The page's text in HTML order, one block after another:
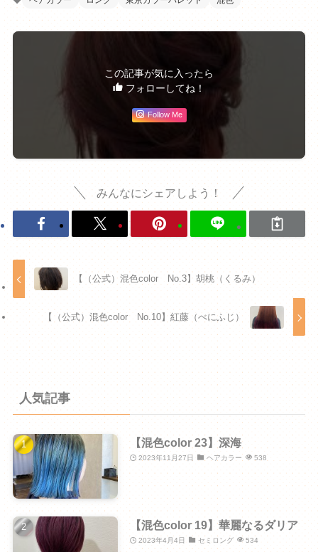
この記事が気に入ったら
フォローしてね！
Follow Me
みんなにシェアしよう！
【（公式）混色color No.3】胡桃（くるみ）
【（公式）混色color No.10】紅藤（べにふじ）
人気記事
【混色color 23】深海
2023年11月27日 ヘアカラー 538
【混色color 19】華麗なるダリア
2023年4月4日 セミロング 534